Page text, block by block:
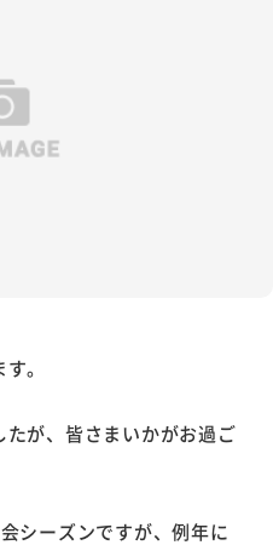
。
が、皆さまいかがお過ご
シーズンですが、例年に